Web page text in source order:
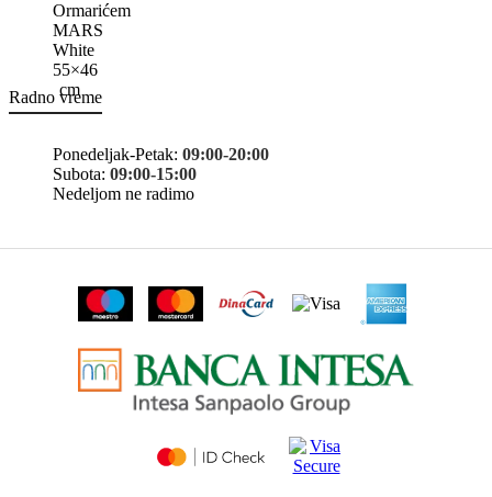
Radno vreme
Ponedeljak-Petak: 09:00-20:00
Subota: 09:00-15:00
Nedeljom ne radimo